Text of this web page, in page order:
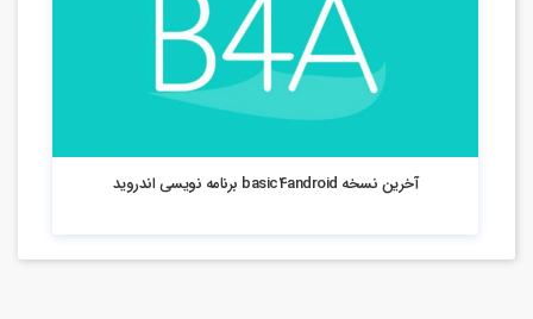
آخرین نسخه basic4android برنامه نویسی اندروید